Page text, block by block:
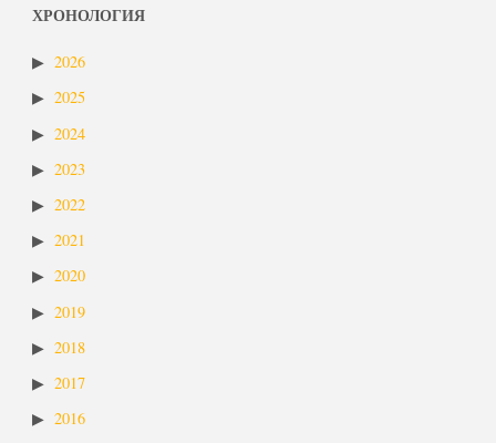
ХРОНОЛОГИЯ
2026
2025
2024
2023
2022
2021
2020
2019
2018
2017
2016